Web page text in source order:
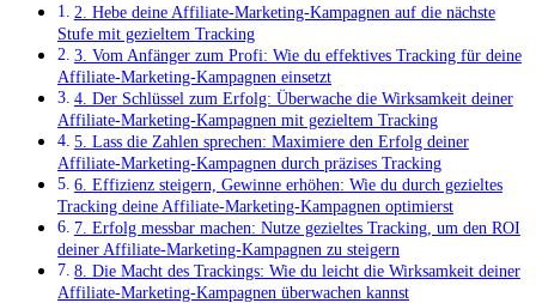
2.‌ Hebe⁤ deine Affiliate-Marketing-Kampagnen auf die nächste
Stufe mit gezieltem Tracking
3.‌ Vom‌ Anfänger zum Profi: ‌Wie du effektives⁤ Tracking für deine
Affiliate-Marketing-Kampagnen⁤ einsetzt
4. Der ⁣Schlüssel zum Erfolg: ⁣Überwache die Wirksamkeit‍ deiner
Affiliate-Marketing-Kampagnen mit gezieltem Tracking
5. Lass die Zahlen ​sprechen: Maximiere den‌ Erfolg deiner
Affiliate-Marketing-Kampagnen durch präzises Tracking
6. Effizienz ⁢steigern,‌ Gewinne erhöhen: Wie‍ du durch ‍gezieltes
Tracking deine Affiliate-Marketing-Kampagnen optimierst
7. Erfolg messbar machen: Nutze gezieltes⁤ Tracking,⁤ um den ROI
deiner Affiliate-Marketing-Kampagnen zu steigern
8.‌ Die Macht des Trackings: Wie du leicht die Wirksamkeit deiner
Affiliate-Marketing-Kampagnen überwachen ⁢kannst